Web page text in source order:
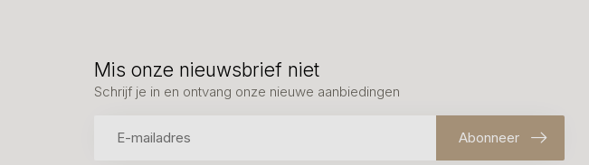
Mis onze nieuwsbrief niet
Schrijf je in en ontvang onze nieuwe aanbiedingen
Abonneer